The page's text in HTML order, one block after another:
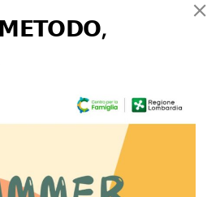
di Riposo Città di Chiavenna
Nido Clyde Geronimi di
a disposizione, pronto ad